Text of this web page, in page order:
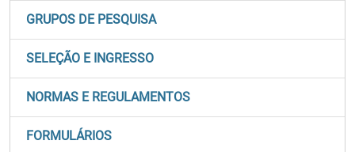
GRUPOS DE PESQUISA
SELEÇÃO E INGRESSO
NORMAS E REGULAMENTOS
FORMULÁRIOS